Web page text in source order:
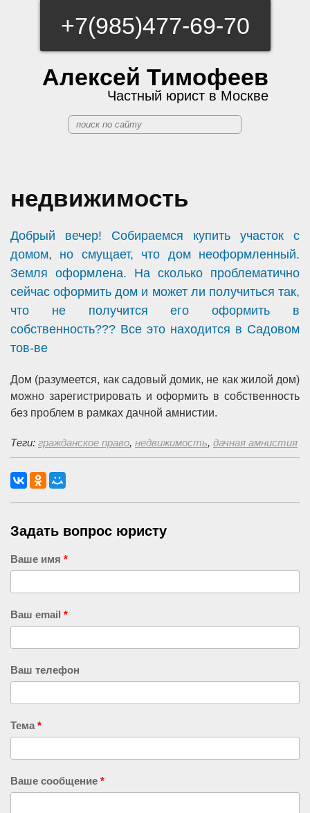
+7(985)477-69-70
Алексей Тимофеев
Частный юрист в Москве
недвижимость
Добрый вечер! Собираемся купить участок с
домом, но смущает, что дом неоформленный.
Земля оформлена. На сколько проблематично
сейчас оформить дом и может ли получиться так,
что не получится его оформить в
собственность??? Все это находится в Садовом
тов-ве
Дом (разумеется, как садовый домик, не как жилой дом)
можно зарегистрировать и оформить в собственность
без проблем в рамках дачной амнистии.
Теги: гражданское право, недвижимость, дачная амнистия
Задать вопрос юристу
Ваше имя *
Ваш email *
Ваш телефон
Тема *
Ваше сообщение *